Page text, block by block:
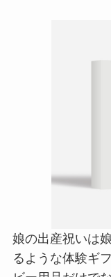
娘の出産祝いは
るような体験ギ